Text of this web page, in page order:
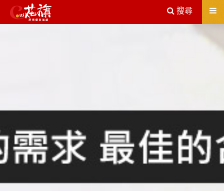
屏東機車借款解決您所有的借貸疑慮，完全了解、滿意再貸！
送出
搜尋